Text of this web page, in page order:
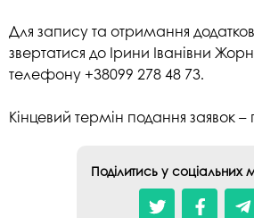
Для запису та отримання
звертатися до Ірини Іванівни
телефону +38099 278 48 73.
Кінцевий термін подання заявок –
Поділитись у